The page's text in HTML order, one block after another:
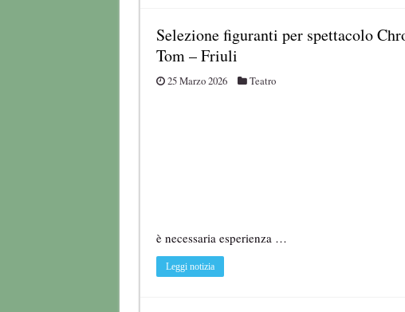
Selezione figuranti per spettacolo
Tom – Friuli
25 Marzo 2026 Teatro
è necessaria esperienza …
Leggi notizia